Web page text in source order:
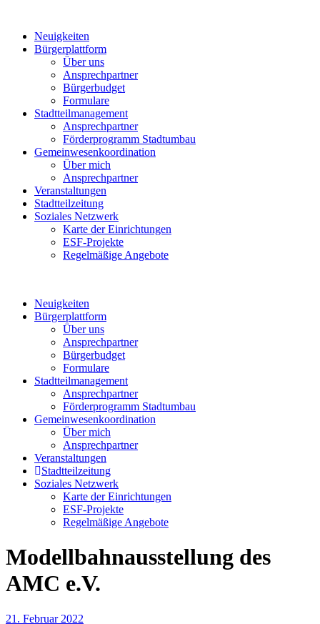
Neuigkeiten
Bürgerplattform
Über uns
Ansprechpartner
Bürgerbudget
Formulare
Stadtteilmanagement
Ansprechpartner
Förderprogramm Stadtumbau
Gemeinwesenkoordination
Über mich
Ansprechpartner
Veranstaltungen
Stadtteilzeitung
Soziales Netzwerk
Karte der Einrichtungen
ESF-Projekte
Regelmäßige Angebote
Neuigkeiten
Bürgerplattform
Über uns
Ansprechpartner
Bürgerbudget
Formulare
Stadtteilmanagement
Ansprechpartner
Förderprogramm Stadtumbau
Gemeinwesenkoordination
Über mich
Ansprechpartner
Veranstaltungen
Stadtteilzeitung
Soziales Netzwerk
Karte der Einrichtungen
ESF-Projekte
Regelmäßige Angebote
Modellbahnausstellung des
AMC e.V.
21. Februar 2022